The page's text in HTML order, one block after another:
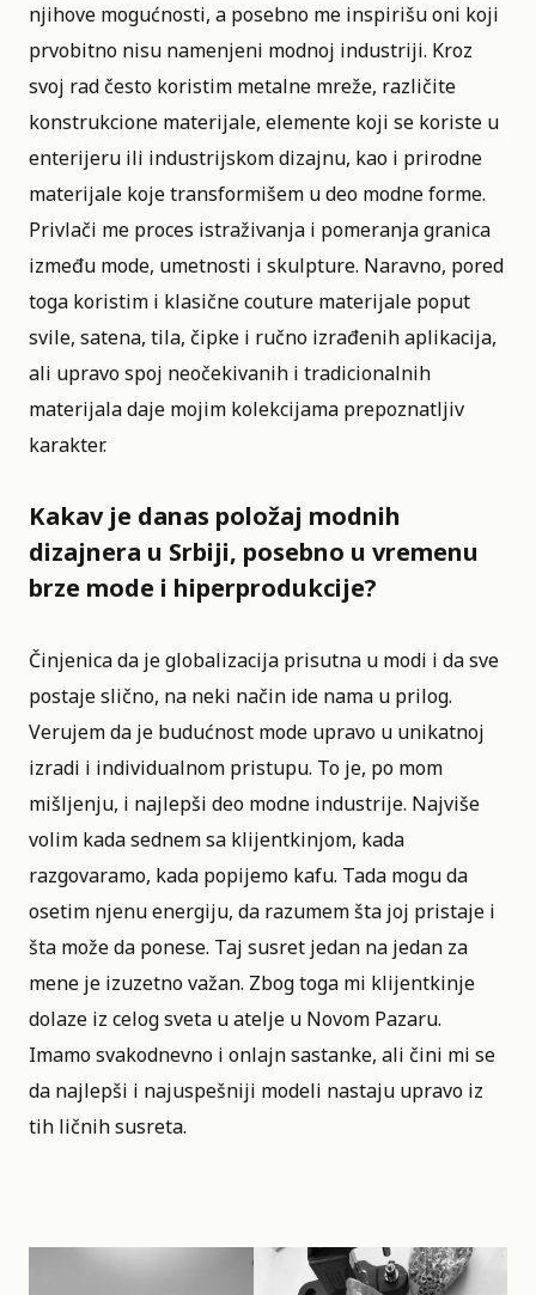
njihove mogućnosti, a posebno me inspirišu oni koji
prvobitno nisu namenjeni modnoj industriji. Kroz
svoj rad često koristim metalne mreže, različite
konstrukcione materijale, elemente koji se koriste u
enterijeru ili industrijskom dizajnu, kao i prirodne
materijale koje transformišem u deo modne forme.
Privlači me proces istraživanja i pomeranja granica
između mode, umetnosti i skulpture. Naravno, pored
toga koristim i klasične couture materijale poput
svile, satena, tila, čipke i ručno izrađenih aplikacija,
ali upravo spoj neočekivanih i tradicionalnih
materijala daje mojim kolekcijama prepoznatljiv
karakter.
Kakav je danas položaj modnih
dizajnera u Srbiji, posebno u vremenu
brze mode i hiperprodukcije?
Činjenica da je globalizacija prisutna u modi i da sve
postaje slično, na neki način ide nama u prilog.
Verujem da je budućnost mode upravo u unikatnoj
izradi i individualnom pristupu. To je, po mom
mišljenju, i najlepši deo modne industrije. Najviše
volim kada sednem sa klijentkinjom, kada
razgovaramo, kada popijemo kafu. Tada mogu da
osetim njenu energiju, da razumem šta joj pristaje i
šta može da ponese. Taj susret jedan na jedan za
mene je izuzetno važan. Zbog toga mi klijentkinje
dolaze iz celog sveta u atelje u Novom Pazaru.
Imamo svakodnevno i onlajn sastanke, ali čini mi se
da najlepši i najuspešniji modeli nastaju upravo iz
tih ličnih susreta.